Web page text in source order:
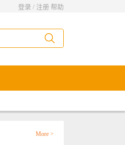
登录 / 注册 帮助
More >